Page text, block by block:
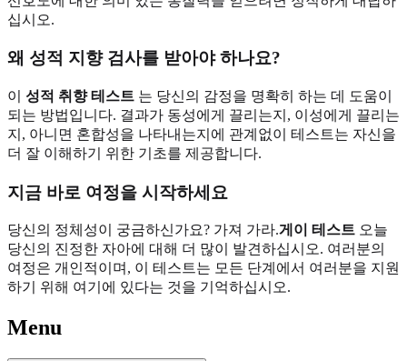
십시오.
왜 성적 지향 검사를 받아야 하나요?
이 성적 취향 테스트 는 당신의 감정을 명확히 하는 데 도움이
되는 방법입니다. 결과가 동성에게 끌리는지, 이성에게 끌리는
지, 아니면 혼합성을 나타내는지에 관계없이 테스트는 자신을
더 잘 이해하기 위한 기초를 제공합니다.
지금 바로 여정을 시작하세요
당신의 정체성이 궁금하신가요? 가져 가라.게이 테스트 오늘
당신의 진정한 자아에 대해 더 많이 발견하십시오. 여러분의
여정은 개인적이며, 이 테스트는 모든 단계에서 여러분을 지원
하기 위해 여기에 있다는 것을 기억하십시오.
Menu